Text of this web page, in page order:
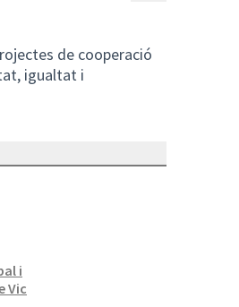
de cooperació
igualtat i
i
Vic